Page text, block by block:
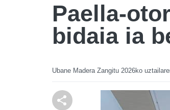
Paella-
bidaia ia
Ubane Madera Zangitu 2026ko